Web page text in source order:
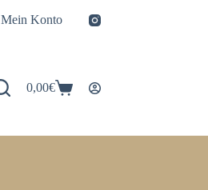
Mein Konto
Warenkorb
0,00€